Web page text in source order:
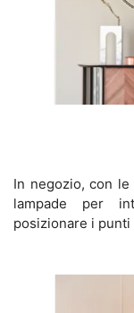
In negozio, con
lampade per
posizionare i